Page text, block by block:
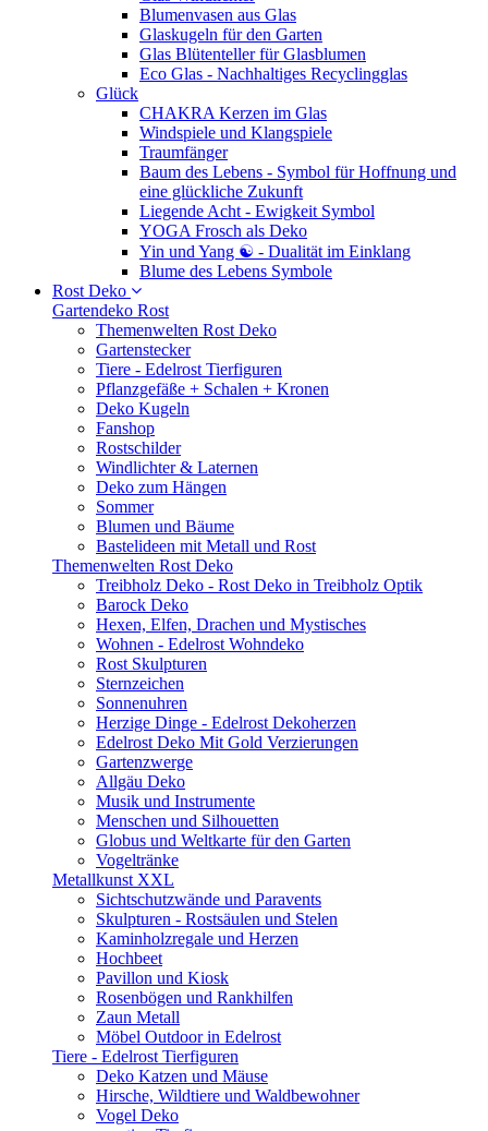
Blumenvasen aus Glas
Glaskugeln für den Garten
Glas Blütenteller für Glasblumen
Eco Glas - Nachhaltiges Recyclingglas
Glück
CHAKRA Kerzen im Glas
Windspiele und Klangspiele
Traumfänger
Baum des Lebens - Symbol für Hoffnung und
eine glückliche Zukunft
Liegende Acht - Ewigkeit Symbol
YOGA Frosch als Deko
Yin und Yang ☯ - Dualität im Einklang
Blume des Lebens Symbole
Rost Deko
Gartendeko Rost
Themenwelten Rost Deko
Gartenstecker
Tiere - Edelrost Tierfiguren
Pflanzgefäße + Schalen + Kronen
Deko Kugeln
Fanshop
Rostschilder
Windlichter & Laternen
Deko zum Hängen
Sommer
Blumen und Bäume
Bastelideen mit Metall und Rost
Themenwelten Rost Deko
Treibholz Deko - Rost Deko in Treibholz Optik
Barock Deko
Hexen, Elfen, Drachen und Mystisches
Wohnen - Edelrost Wohndeko
Rost Skulpturen
Sternzeichen
Sonnenuhren
Herzige Dinge - Edelrost Dekoherzen
Edelrost Deko Mit Gold Verzierungen
Gartenzwerge
Allgäu Deko
Musik und Instrumente
Menschen und Silhouetten
Globus und Weltkarte für den Garten
Vogeltränke
Metallkunst XXL
Sichtschutzwände und Paravents
Skulpturen - Rostsäulen und Stelen
Kaminholzregale und Herzen
Hochbeet
Pavillon und Kiosk
Rosenbögen und Rankhilfen
Zaun Metall
Möbel Outdoor in Edelrost
Tiere - Edelrost Tierfiguren
Deko Katzen und Mäuse
Hirsche, Wildtiere und Waldbewohner
Vogel Deko